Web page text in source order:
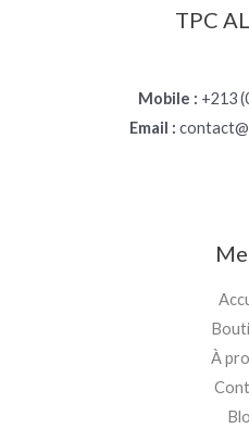
TPC
Mobile : +213
Email :
À